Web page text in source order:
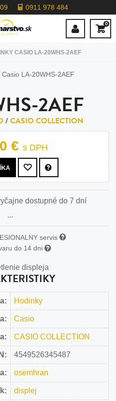
0911 978 484
0
CASIO LA-20WHS-2AEF
2AEF
/CASIO COLLECTION
€ s DPH
dostupné do 7 dní
...
servis
do 14 dni
displeja
Hodinky
Casio
CASIO COLLECTION
4549526345487
osemhran
displej